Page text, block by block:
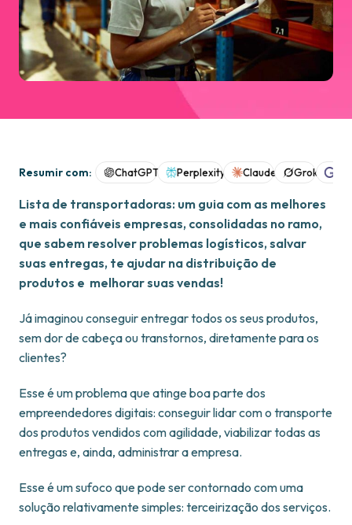
Resumir com: ChatGPT Perplexity Claude Grok
Lista de transportadoras: um guia com as melhores
e mais confiáveis empresas, consolidadas no ramo,
que sabem resolver problemas logísticos, salvar
suas entregas, te ajudar na distribuição de
produtos e melhorar suas vendas!
Já imaginou conseguir entregar todos os seus produtos,
sem dor de cabeça ou transtornos, diretamente para os
clientes?
Esse é um problema que atinge boa parte dos
empreendedores digitais: conseguir lidar com o transporte
dos produtos vendidos com agilidade, viabilizar todas as
entregas e, ainda, administrar a empresa.
Esse é um sufoco que pode ser contornado com uma
solução relativamente simples: terceirização dos serviços.